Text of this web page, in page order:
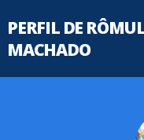
PERFIL DE
MACHADO